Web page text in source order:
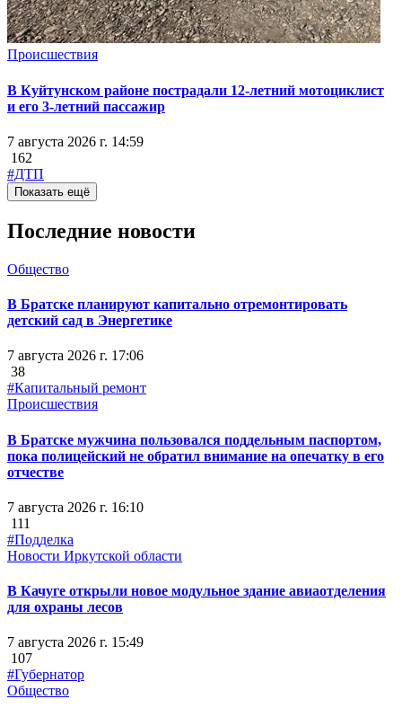
Происшествия
В Куйтунском районе пострадали 12-летний мотоциклист
и его 3-летний пассажир
7 августа 2026 г. 14:59
162
#ДТП
Показать ещё
Последние новости
Общество
В Братске планируют капитально отремонтировать
детский сад в Энергетике
7 августа 2026 г. 17:06
38
#Капитальный ремонт
Происшествия
В Братске мужчина пользовался поддельным паспортом,
пока полицейский не обратил внимание на опечатку в его
отчестве
7 августа 2026 г. 16:10
111
#Подделка
Новости Иркутской области
В Качуге открыли новое модульное здание авиаотделения
для охраны лесов
7 августа 2026 г. 15:49
107
#Губернатор
Общество